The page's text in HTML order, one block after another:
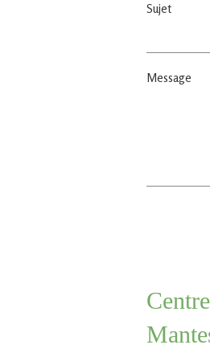
Sujet
Message